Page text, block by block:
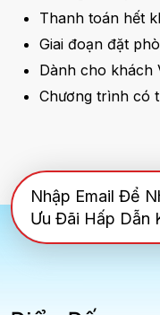
Thanh toán hết
Giai đoạn đặt
Dành cho khách
Chương trình có
Nhập Email Để
Ưu Đãi Hấp Dẫn